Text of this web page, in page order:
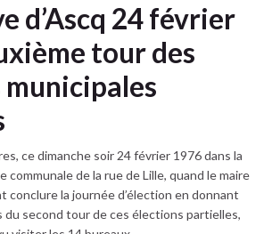
d’Ascq 24 février
tour des
ce dimanche soir 24 février 1976 dans la
communale de la rue de Lille, quand le maire
conclure la journée d’élection en donnant
second tour de ces élections partielles,